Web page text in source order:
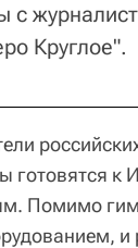
с
Круглое".
готовятся к
Помимо
и